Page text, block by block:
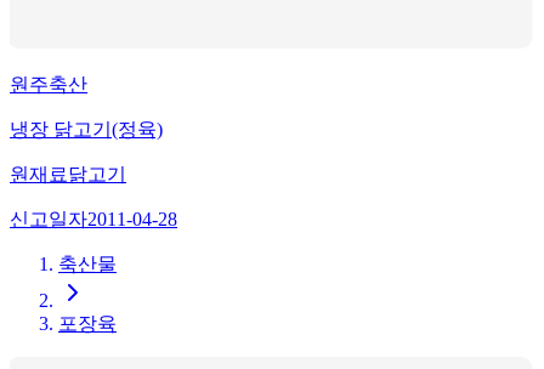
원주축산
냉장 닭고기(정육)
원재료닭고기
신고일자2011-04-28
축산물
포장육